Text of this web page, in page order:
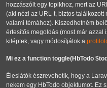
hozzászólt egy topikhoz, mert az
(aki nézi az URL-t, biztos
valami témához). Kiszedhetném
értesítős megoldás (most már azzal
kiléptek, vagy módosítjátok a
Mi ez a function toggle(HbTodo
Éleslátók észrevehetik, hogy a
nekem egy HbTodo objektumot. Ez